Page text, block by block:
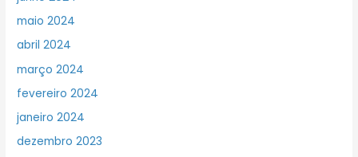
maio 2024
abril 2024
março 2024
fevereiro 2024
janeiro 2024
dezembro 2023